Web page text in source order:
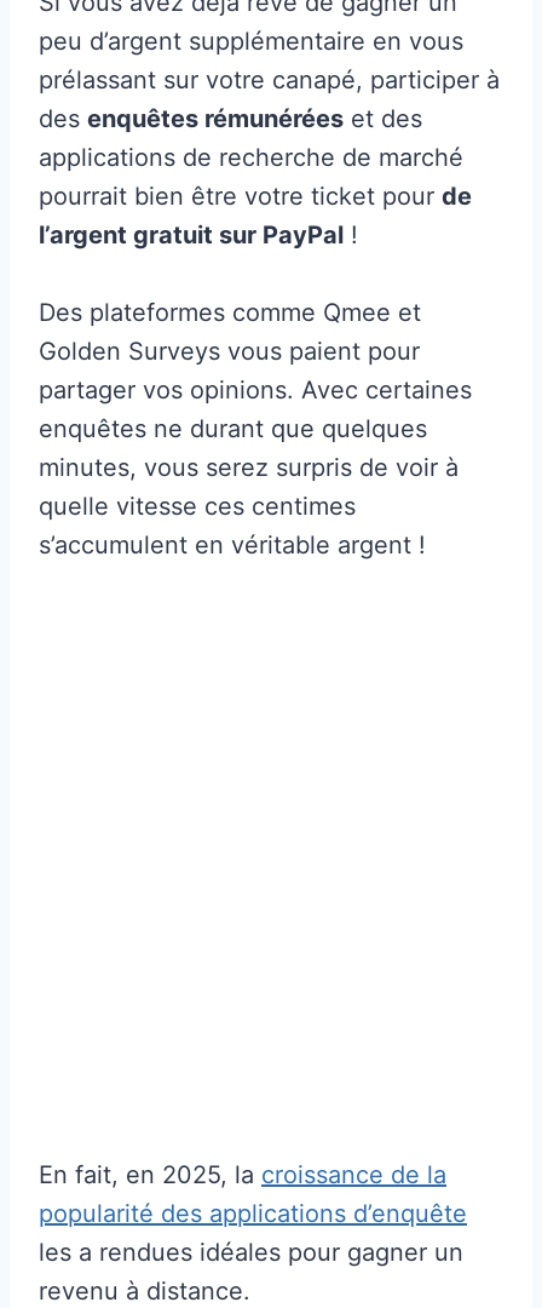
peu d’argent supplémentaire en vous
prélassant sur votre canapé, participer à
des enquêtes rémunérées et des
applications de recherche de marché
pourrait bien être votre ticket pour de
l’argent gratuit sur PayPal !
Des plateformes comme Qmee et
Golden Surveys vous paient pour
partager vos opinions. Avec certaines
enquêtes ne durant que quelques
minutes, vous serez surpris de voir à
quelle vitesse ces centimes
s’accumulent en véritable argent !
En fait, en 2025, la croissance de la
popularité des applications d’enquête
les a rendues idéales pour gagner un
revenu à distance.